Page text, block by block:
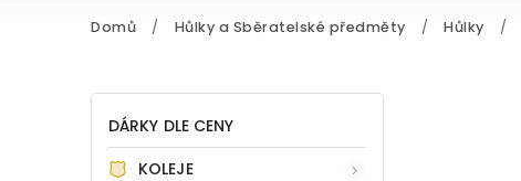
Domů / Hůlky a Sběratelské předměty / Hůlky /
DÁRKY DLE CENY
KOLEJE